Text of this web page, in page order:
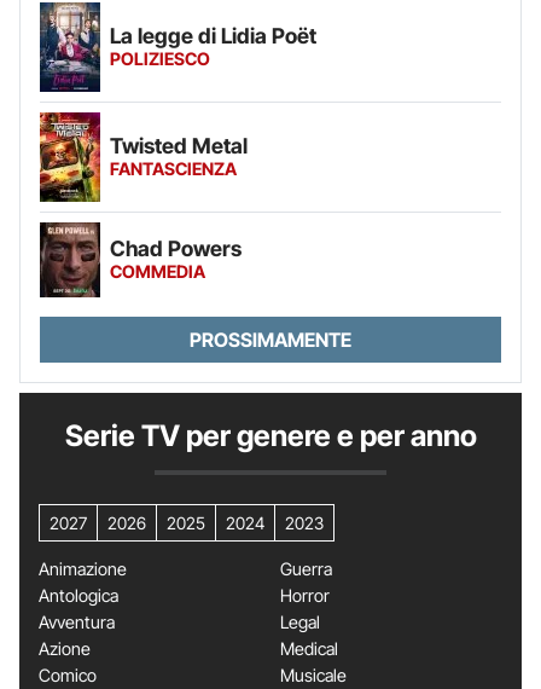
La legge di Lidia Poët
POLIZIESCO
Twisted Metal
FANTASCIENZA
Chad Powers
COMMEDIA
PROSSIMAMENTE
Serie TV per genere e per anno
2027 2026 2025 2024 2023
Animazione
Antologica
Avventura
Azione
Comico
Guerra
Horror
Legal
Medical
Musicale